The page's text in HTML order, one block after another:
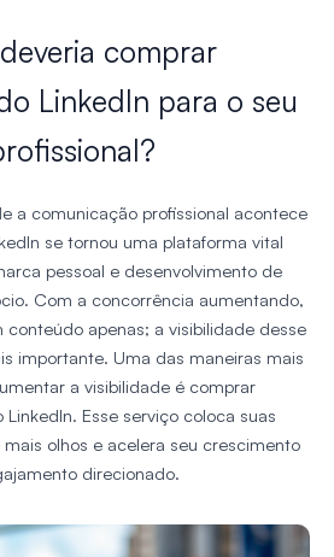
comprar
LinkedIn para o seu
a comunicação profissional acontece
se tornou uma plataforma vital
pessoal e desenvolvimento de
Com a concorrência aumentando,
conteúdo apenas; a visibilidade desse
importante. Uma das maneiras mais
a visibilidade é comprar
Esse serviço coloca suas
olhos e acelera seu crescimento
direcionado.